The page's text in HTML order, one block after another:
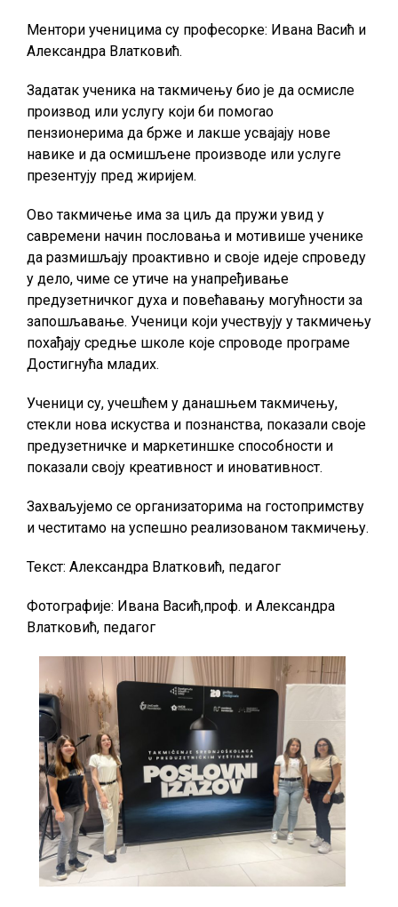
Ментори ученицима су професорке: Ивана Васић и
Александра Влатковић.
Задатак ученика на такмичењу био је да осмисле
производ или услугу који би помогао
пензионерима да брже и лакше усвајају нове
навике и да осмишљене производе или услуге
презентују пред жиријем.
Ово такмичење има за циљ да пружи увид у
савремени начин пословања и мотивише ученике
да размишљају проактивно и своје идеје спроведу
у дело, чиме се утиче на унапређивање
предузетничког духа и повећавању могућности за
запошљавање. Ученици који учествују у такмичењу
похађају средње школе које спроводе програме
Достигнућа младих.
Ученици су, учешћем у данашњем такмичењу,
стекли нова искуства и познанства, показали своје
предузетничке и маркетиншке способности и
показали своју креативност и иновативност.
Захваљујемо се организаторима на гостопримству
и честитамо на успешно реализованом такмичењу.
Текст: Александра Влатковић, педагог
Фотографије: Ивана Васић,проф. и Александра
Влатковић, педагог